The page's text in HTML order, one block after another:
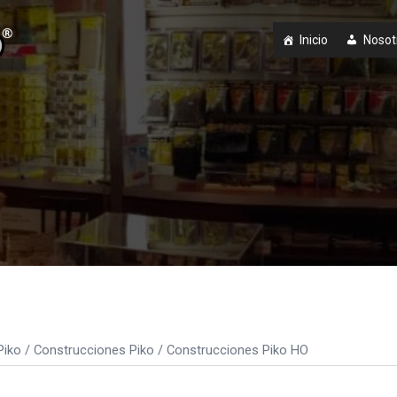
Inicio
/ Construcciones Piko / Construcciones Piko HO